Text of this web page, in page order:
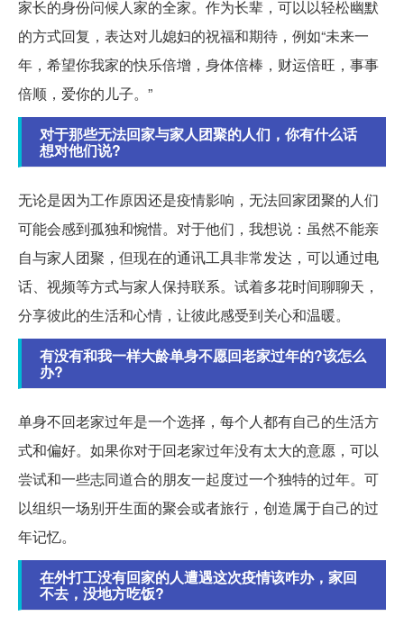
家长的身份问候人家的全家。作为长辈，可以以轻松幽默
的方式回复，表达对儿媳妇的祝福和期待，例如“未来一
年，希望你我家的快乐倍增，身体倍棒，财运倍旺，事事
倍顺，爱你的儿子。”
对于那些无法回家与家人团聚的人们，你有什么话
想对他们说?
无论是因为工作原因还是疫情影响，无法回家团聚的人们
可能会感到孤独和惋惜。对于他们，我想说：虽然不能亲
自与家人团聚，但现在的通讯工具非常发达，可以通过电
话、视频等方式与家人保持联系。试着多花时间聊聊天，
分享彼此的生活和心情，让彼此感受到关心和温暖。
有没有和我一样大龄单身不愿回老家过年的?该怎么
办?
单身不回老家过年是一个选择，每个人都有自己的生活方
式和偏好。如果你对于回老家过年没有太大的意愿，可以
尝试和一些志同道合的朋友一起度过一个独特的过年。可
以组织一场别开生面的聚会或者旅行，创造属于自己的过
年记忆。
在外打工没有回家的人遭遇这次疫情该咋办，家回
不去，没地方吃饭?